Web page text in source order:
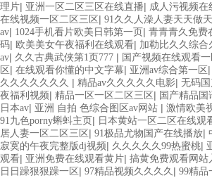
理片| 亚洲一区二区三区在线直播| 成人污视频在
在线视频一区二区三区 | 91久久人澡人妻天天做
av| 1024手机看片欧美日韩第一页 | 青青青久免费
码| 欧美美女午夜福利在线观看| 加勒比久久综合
av| 久久古典武侠第1页777 | 国产视频在线观看
区 | 在线观看你懂的中文字幕| 亚洲av综合第一区 |
久久久久久久久 | 精品av久久久久久电影| 无码
夜福利视频| 精品一区一区二区三区 | 国产精品国
日本av| 亚洲 自拍 色综合图区av网站 | 激情欧美
91九色porny蝌蚪主页 | 日本黄站一区二区在线观
居人妻一区二区三区 | 91极品尤物国产在线播放|
寂寞的午夜完整版dj视频| 久久久久久99热蜜桃|
观看| 亚洲免费在线观看黄片| 搞黄免费观看网站
日日躁狠狠躁一区 | 97精品视频久久久久 | 99精品